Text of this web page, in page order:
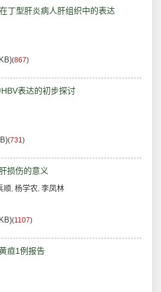
丁型肝炎病人肝组织中的表达
(867)
表达的初步探讨
(731)
损伤的意义
顺, 杨学农, 李凤林
(1107)
疸1例报告